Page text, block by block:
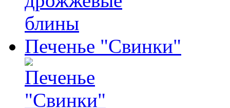
Печенье "Свинки"